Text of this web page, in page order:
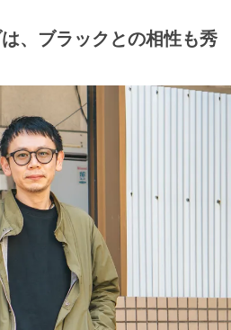
、ブラックとの相性も秀